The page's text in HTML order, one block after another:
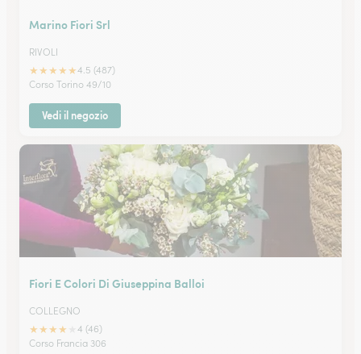
Marino Fiori Srl
RIVOLI
★★★★★4.5 (487)
Corso Torino 49/10
Vedi il negozio
Fiori E Colori Di Giuseppina Balloi
COLLEGNO
★★★★
4 (46)
Corso Francia 306